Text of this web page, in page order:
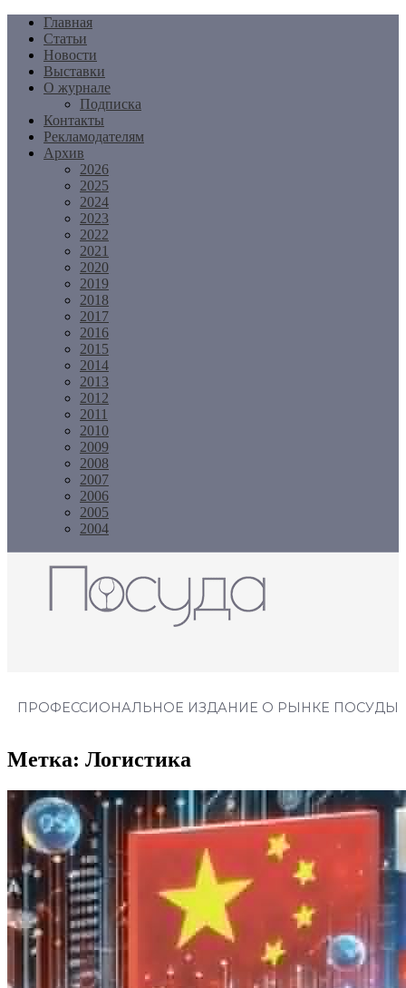
Перейти
содержимому
Главная
Статьи
Новости
Выставки
О журнале
Подписка
Контакты
Рекламодателям
Архив
2026
2025
2024
2023
2022
2021
2020
2019
2018
2017
2016
2015
2014
2013
2012
2011
2010
2009
2008
2007
2006
2005
2004
ПРОФЕССИОНАЛЬНОЕ ИЗДАНИЕ О РЫНКЕ ПОСУДЫ
Метка: Логистика